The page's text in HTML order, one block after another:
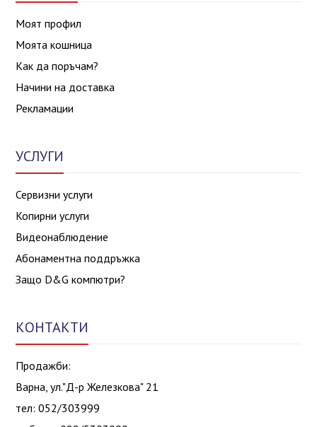
Моят профил
Моята кошница
Как да поръчам?
Начини на доставка
Рекламации
УСЛУГИ
Сервизни услуги
Копирни услуги
Видеонаблюдение
Абонаментна поддръжка
Защо D&G компютри?
КОНТАКТИ
Продажби:
Варна, ул."Д-р Железкова" 21
тел: 052/303999